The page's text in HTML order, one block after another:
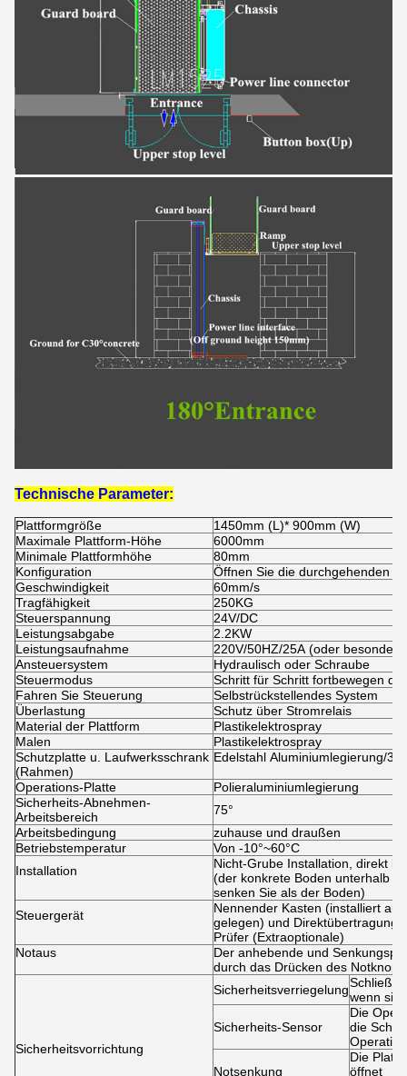
Technische Parameter:
Plattformgröße
1450mm (L)* 900mm (W)
Maximale Plattform-Höhe
6000mm
Minimale Plattformhöhe
80mm
Konfiguration
Öffnen Sie die durchgehenden
Geschwindigkeit
60mm/s
Tragfähigkeit
250KG
Steuerspannung
24V/DC
Leistungsabgabe
2.2KW
Leistungsaufnahme
220V/50HZ/25A (oder
Ansteuersystem
Hydraulisch oder Schraube
Steuermodus
Schritt für Schritt fortbewegen
Fahren Sie Steuerung
Selbstrückstellendes System
Überlastung
Schutz über Stromrelais
Material der Plattform
Plastikelektrospray
Malen
Plastikelektrospray
Schutzplatte u. Laufwerksschrank
(Rahmen)
Edelstahl Aluminiumlegierung/
Operations-Platte
Polieraluminiumlegierung
Sicherheits-Abnehmen-
Arbeitsbereich
75°
Arbeitsbedingung
zuhause und draußen
Betriebstemperatur
Von -10°~60°C
Installation
Nicht-Grube Installation, direkt
(der konkrete Boden unterhalb
senken Sie als der Boden)
Steuergerät
Nennender Kasten (installiert auf
gelegen) und Direktübertragung
Prüfer (Extraoptionale)
Notaus
Der anhebende und
durch das Drücken des
Sicherheitsvorrichtung
Sicherheitsverriegelungwenn sie
Sicherheits-Sensor
Die
die
Notsenkung
Die
öffnet